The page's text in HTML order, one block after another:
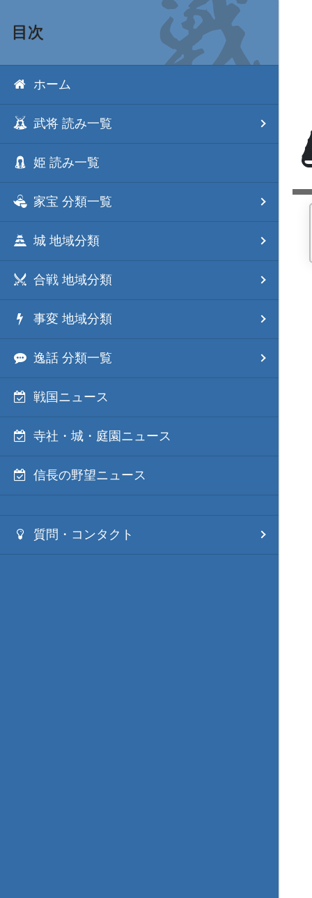
目次
ホーム
武将 読み一覧
姫 読み一覧
家宝 分類一覧
城 地域分類
合戦 地域分類
事変 地域分類
逸話 分類一覧
戦国ニュース
寺社・城・庭園ニュース
信長の野望ニュース
質問・コンタクト